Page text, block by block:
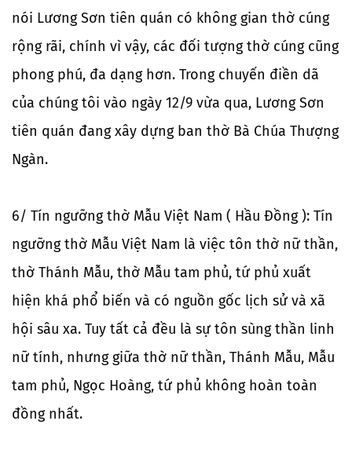
nói Lương Sơn tiên quán có không gian thờ cúng
rộng rãi, chính vì vậy, các đối tượng thờ cúng cũng
phong phú, đa dạng hơn. Trong chuyến điền dã
của chúng tôi vào ngày 12/9 vừa qua, Lương Sơn
tiên quán đang xây dựng ban thờ Bà Chúa Thượng
Ngàn.
6/ Tín ngưỡng thờ Mẫu Việt Nam ( Hầu Đồng ): Tín
ngưỡng thờ Mẫu Việt Nam là việc tôn thờ nữ thần,
thờ Thánh Mẫu, thờ Mẫu tam phủ, tứ phủ xuất
hiện khá phổ biến và có nguồn gốc lịch sử và xã
hội sâu xa. Tuy tất cả đều là sự tôn sùng thần linh
nữ tính, nhưng giữa thờ nữ thần, Thánh Mẫu, Mẫu
tam phủ, Ngọc Hoàng, tứ phủ không hoàn toàn
đồng nhất.